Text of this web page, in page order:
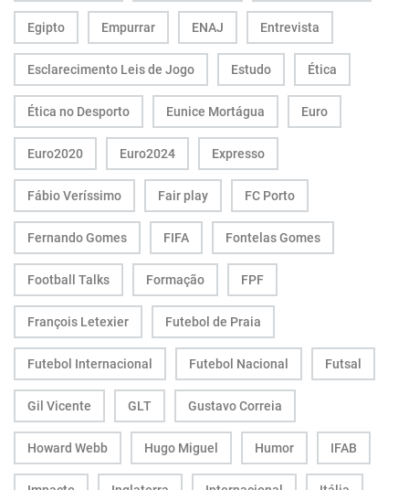
Egipto Empurrar ENAJ Entrevista
Esclarecimento Leis de Jogo Estudo Ética
Ética no Desporto Eunice Mortágua Euro
Euro2020 Euro2024 Expresso
Fábio Veríssimo Fair play FC Porto
Fernando Gomes FIFA Fontelas Gomes
Football Talks Formação FPF
François Letexier Futebol de Praia
Futebol Internacional Futebol Nacional Futsal
Gil Vicente GLT Gustavo Correia
Howard Webb Hugo Miguel Humor IFAB